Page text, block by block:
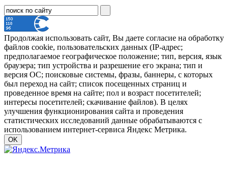
Продолжая использовать сайт, Вы даете согласие на обработку
файлов cookie, пользовательских данных (IP-адрес;
предполагаемое географическое положение; тип, версия, язык
браузера; тип устройства и разрешение его экрана; тип и
версия ОС; поисковые системы, фразы, баннеры, с которых
был переход на сайт; список посещенных страниц и
проведенное время на сайте; пол и возраст посетителей;
интересы посетителей; скачивание файлов). В целях
улучшения функционирования сайта и проведения
статистических исследований данные обрабатываются с
использованием интернет-сервиса Яндекс Метрика.
OK